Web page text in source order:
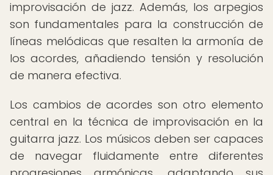
improvisación de jazz. Además, los arpegios
son fundamentales para la construcción de
líneas melódicas que resalten la armonía de
los acordes, añadiendo tensión y resolución
de manera efectiva.
Los cambios de acordes son otro elemento
central en la técnica de improvisación en la
guitarra jazz. Los músicos deben ser capaces
de navegar fluidamente entre diferentes